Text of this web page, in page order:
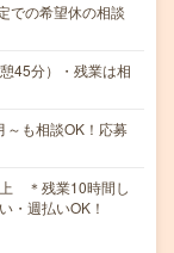
での希望休の相談
45分）・残業は相
～も相談OK！応募
＊残業10時間し
・週払いOK！